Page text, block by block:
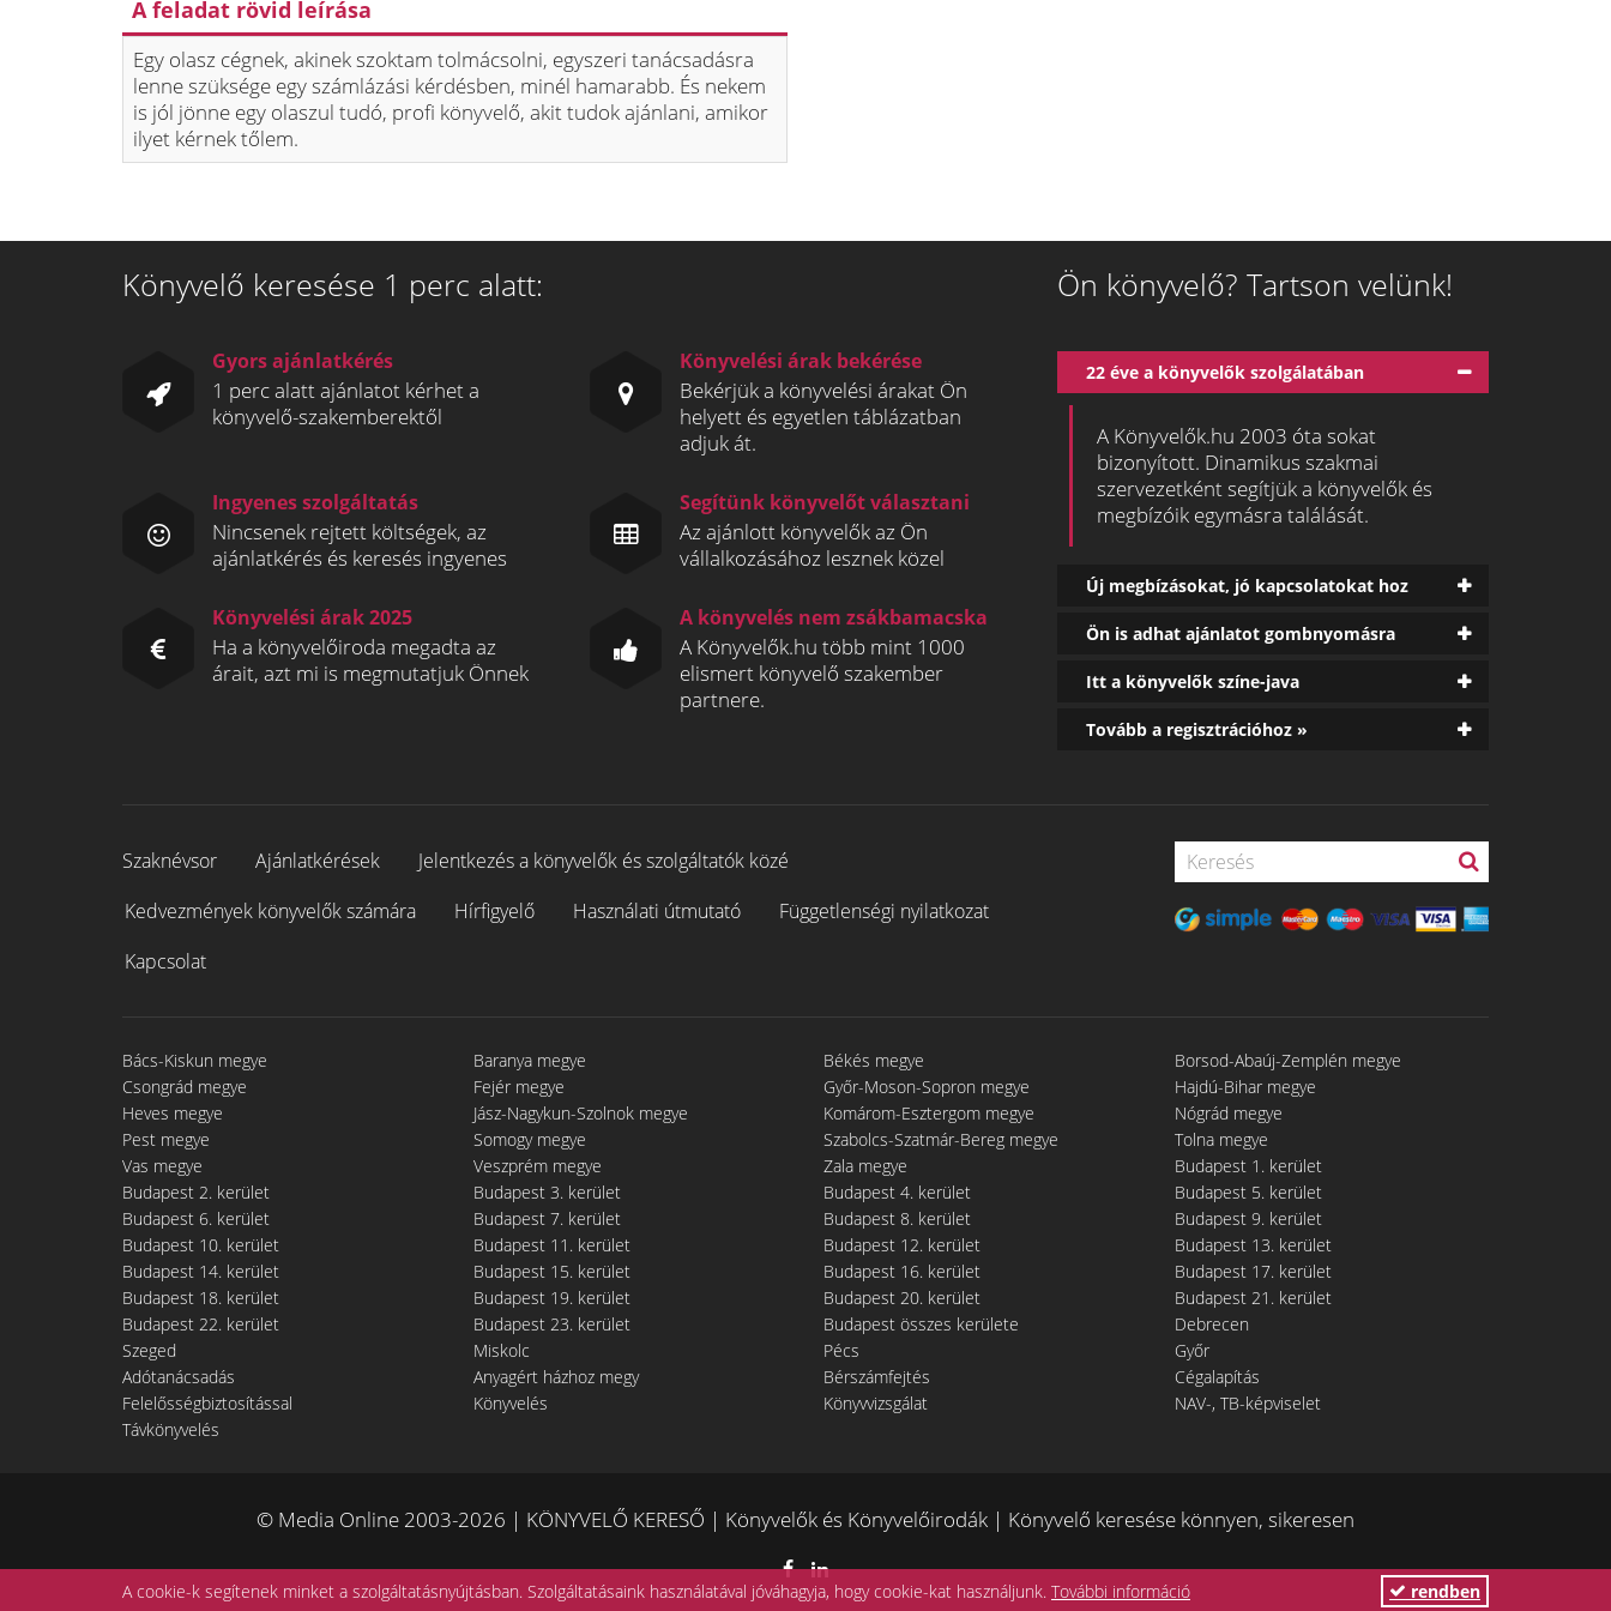
A feladat rövid leírása
Egy olasz cégnek, akinek szoktam tolmácsolni, egyszeri tanácsadásra
lenne szüksége egy számlázási kérdésben, minél hamarabb. És nekem
is jól jönne egy olaszul tudó, profi könyvelő, akit tudok ajánlani, amikor
ilyet kérnek tőlem.
Könyvelő keresése 1 perc alatt:
Gyors ajánlatkérés
1 perc alatt ajánlatot kérhet a
könyvelő-szakemberektől
Könyvelési árak bekérése
Bekérjük a könyvelési árakat Ön
helyett és egyetlen táblázatban
adjuk át.
Ingyenes szolgáltatás
Nincsenek rejtett költségek, az
ajánlatkérés és keresés ingyenes
Segítünk könyvelőt választani
Az ajánlott könyvelők az Ön
vállalkozásához lesznek közel
Könyvelési árak 2025
Ha a könyvelőiroda megadta az
árait, azt mi is megmutatjuk Önnek
A könyvelés nem zsákbamacska
A Könyvelők.hu több mint 1000
elismert könyvelő szakember
partnere.
Ön könyvelő? Tartson velünk!
22 éve a könyvelők szolgálatában
A Könyvelők.hu 2003 óta sokat
bizonyított. Dinamikus szakmai
szervezetként segítjük a könyvelők és
megbízóik egymásra találását.
Új megbízásokat, jó kapcsolatokat hoz
Ön is adhat ajánlatot gombnyomásra
Itt a könyvelők színe-java
Tovább a regisztrációhoz »
Szaknévsor Ajánlatkérések
Jelentkezés a könyvelők és szolgáltatók közé
Kedvezmények könyvelők számára
Hírfigyelő Használati útmutató
Függetlenségi nyilatkozat
Kapcsolat
Bács-Kiskun megye Baranya megye Békés megye
Borsod-Abaúj-Zemplén megye
Csongrád megye
Fejér megye Győr-Moson-Sopron megye
Hajdú-Bihar megye
Heves megye
Jász-Nagykun-Szolnok megye Komárom-Esztergom megye
Nógrád megye
Pest megye
Somogy megye Szabolcs-Szatmár-Bereg megye
Tolna megye
Vas megye
Veszprém megye Zala megye
Budapest 1. kerület
Budapest 2. kerület
Budapest 3. kerület Budapest 4. kerület
Budapest 5. kerület
Budapest 6. kerület
Budapest 7. kerület Budapest 8. kerület
Budapest 9. kerület
Budapest 10. kerület
Budapest 11. kerület Budapest 12. kerület
Budapest 13. kerület
Budapest 14. kerület
Budapest 15. kerület Budapest 16. kerület
Budapest 17. kerület
Budapest 18. kerület
Budapest 19. kerület Budapest 20. kerület
Budapest 21. kerület
Budapest 22. kerület
Budapest 23. kerület Budapest összes kerülete
Debrecen
Szeged
Miskolc Pécs
Győr
Adótanácsadás
Anyagért házhoz megy Bérszámfejtés
Cégalapítás
Felelősségbiztosítással
Könyvelés Könyvvizsgálat
NAV-, TB-képviselet
Távkönyvelés
© Media Online 2003-2026 | KÖNYVELŐ KERESŐ | Könyvelők és Könyvelőirodák | Könyvelő keresése könnyen, sikeresen
A cookie-k segítenek minket a szolgáltatásnyújtásban. Szolgáltatásaink használatával jóváhagyja, hogy cookie-kat használjunk. További információ rendben